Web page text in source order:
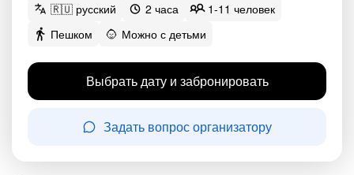
🇷🇺 русский 2 часа
1-11 человек
Пешком
Можно с детьми
Выбрать дату и забронировать
Задать вопрос организатору